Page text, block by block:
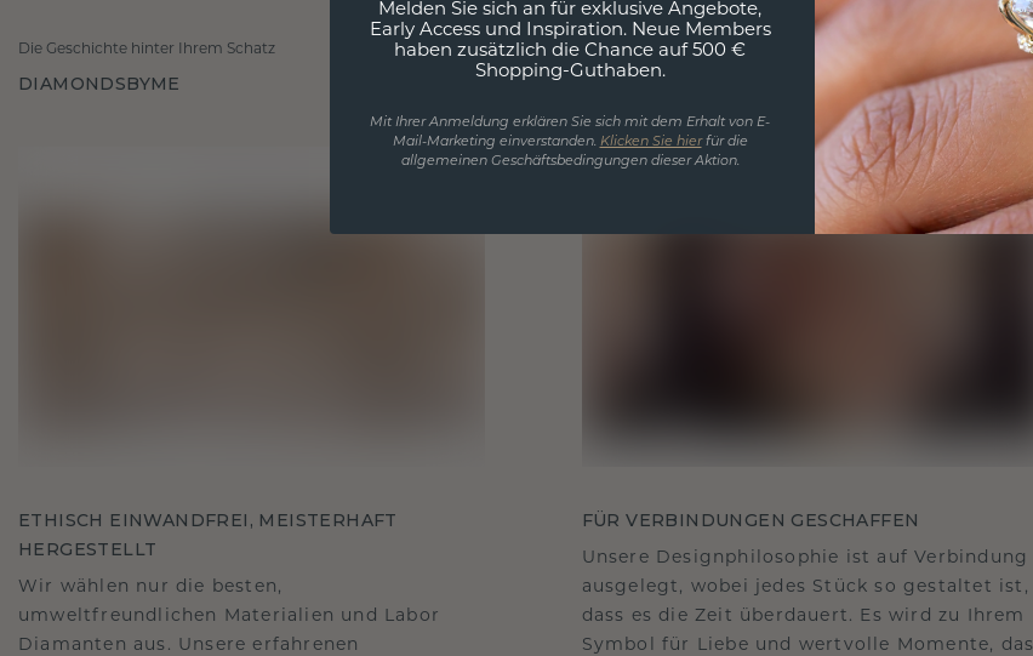
Die Geschichte hinter Ihrem Schatz
DIAMONDSBYME
ETHISCH EINWANDFREI, MEISTERHAFT
HERGESTELLT
Wir wählen nur die besten,
umweltfreundlichen Materialien und Labor
Diamanten aus. Unsere erfahrenen
FÜR VERBINDUNGEN GESCHAFFEN
Unsere Designphilosophie ist auf Verbindung
ausgelegt, wobei jedes Stück so gestaltet ist,
dass es die Zeit überdauert. Es wird zu Ihrem
Symbol für Liebe und wertvolle Momente, das
Melden Sie sich an für exklusive Angebote,
Early Access und Inspiration. Neue Members
haben zusätzlich die Chance auf 500 €
Shopping-Guthaben.
Mit Ihrer Anmeldung erklären Sie sich mit dem Erhalt von E-
Mail-Marketing einverstanden. Klicken Sie hierfür die
allgemeinen Geschäftsbedingungen dieser Aktion.